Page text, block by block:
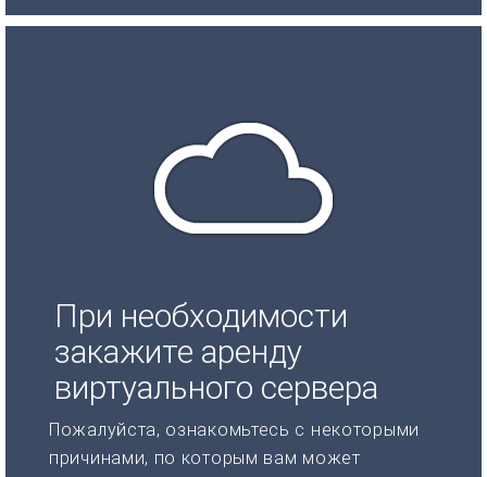
При необходимости
закажите аренду
виртуального сервера
Пожалуйста, ознакомьтесь с некоторыми
причинами, по которым вам может